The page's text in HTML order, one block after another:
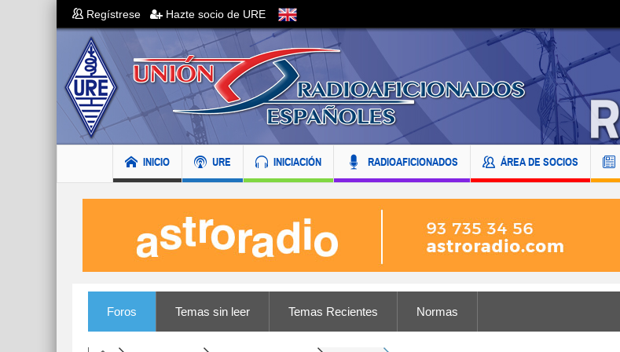
Regístrese Hazte socio de URE
INICIO URE INICIACIÓN RADIOAFICIONADOS ÁREA DE SOCIOS
Foros Temas sin leer Temas Recientes Normas